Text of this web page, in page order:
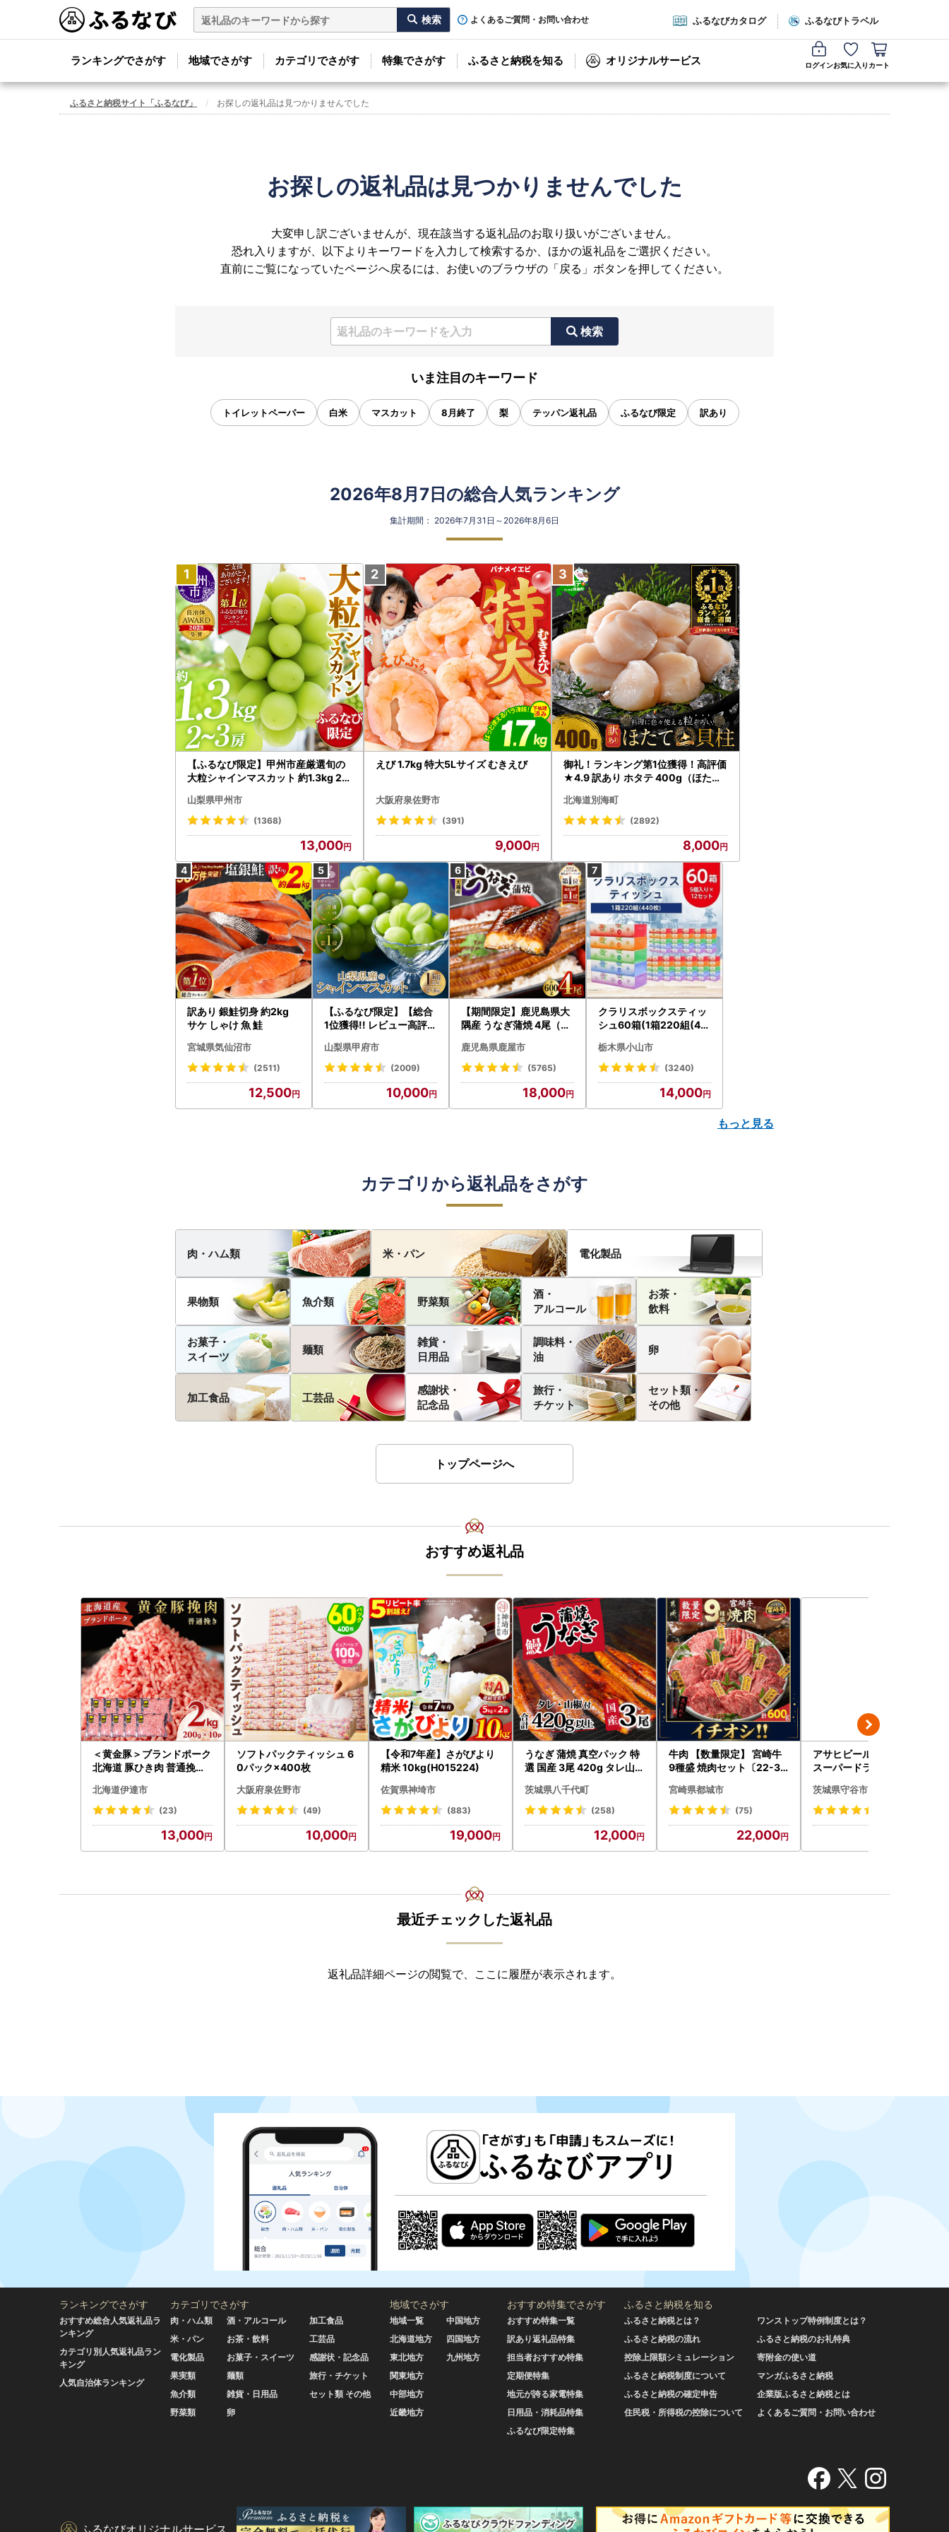
よくあるご質問・お問い合わせ ふるなびカタログ ふるなびトラベル
ランキングでさがす 地域でさがす カテゴリでさがす 特集でさがす ふるさと納税を知る オリジナルサービス ログインお気に入り カート
ふるさと納税サイト「ふるなび」 お探しの返礼品は見つかりませんでした
お探しの返礼品は見つかりませんでした
大変申し訳ございませんが、現在該当する返礼品のお取り扱いがございません。
恐れ入りますが、以下よりキーワードを入力して検索するか、ほかの返礼品をご選択ください。
直前にご覧になっていたページへ戻るには、お使いのブラウザの「戻る」ボタンを押してください。
検索
いま注目のキーワード
トイレットペーパー 白米 マスカット 8月終了 梨 テッパン返礼品 ふるなび限定 訳あり
2026年8月7日の総合人気ランキング
集計期間： 2026年7月31日～2026年8月6日
【ふるなび限定】甲州市産厳選旬の
大粒シャインマスカット 約1.3kg 2
472 FN-Limited-VO シャインマス
カット フルーツ
山梨県甲州市
(1368)
13,000
えび 1.7kg 特大5Lサイズ むきえび
大阪府泉佐野市
(391)
9,000
御礼！ランキング第1位獲得！高評価
★4.9 訳あり ホタテ 400g（ほたて
北海道別海町
(2892)
8,000
訳あり 銀鮭切身 約2kg
サケ しゃけ 魚 鮭
宮城県気仙沼市
(2511)
12,500
【ふるなび限定】【総合
1位獲得!! レビュー高評価
〉山梨県産 シャインマス
カット 2～3房（1.0kg以
N-Limited-SP
山梨県甲府市
(2009)
10,000
【期間限定】鹿児島県大
隅産 うなぎ蒲焼 4尾（60
cp18 うなぎ 鰻 魚 惣菜 総
菜
鹿児島県鹿屋市
(5765)
18,000
クラリスボックスティッ
シュ60箱(1箱220組(44
ト)【配送不可地域：離島
・沖縄県】【1256759】
栃木県小山市
(3240)
14,000
もっと見る
カテゴリから返礼品をさがす
肉・ハム類 米・パン 電化製品
果物類 魚介類 野菜類
酒・
アルコール
お茶・
飲料
お菓子・
スイーツ
麺類
雑貨・
日用品
調味料・
油
卵
加工食品 工芸品
感謝状・
記念品
旅行・
チケット
セット類・
その他
トップページへ
おすすめ返礼品
＜黄金豚＞ブランドポーク
北海道 豚ひき肉 普通挽き
北海道伊達市
(23)
13,000
ソフトパックティッシュ 6
0パック×400枚
大阪府泉佐野市
(49)
10,000
【令和7年産】さがびより
精米 10kg(H015224)
佐賀県神埼市
(883)
19,000
うなぎ 蒲焼 真空パック 特
選 国産 3尾 420g タレ山椒
あり 茨城 ウナギ 鰻 個包装
人気 美味しい 小分け 八千
茨城県八千代町
(258)
12,000
牛肉 【数量限定】 宮崎牛
9種盛 焼肉セット〔22-31
シ!! 牛肉
宮崎県都城市
(75)
22,000
アサヒビール 究極の辛口
スーパードライ 350ml×4
茨城県守谷市
最近チェックした返礼品
返礼品詳細ページの閲覧で、ここに履歴が表示されます。
ランキングでさがす
おすすめ総合人気返礼品ラ
ンキング
カテゴリ別人気返礼品ラン
キング
人気自治体ランキング
カテゴリでさがす
肉・ハム類
米・パン
電化製品
果実類
魚介類
野菜類
酒・アルコール
お茶・飲料
お菓子・スイーツ
麺類
雑貨・日用品
卵
加工食品
工芸品
感謝状・記念品
旅行・チケット
セット類 その他
地域でさがす
地域一覧
北海道地方
東北地方
関東地方
中部地方
近畿地方
中国地方
四国地方
九州地方
おすすめ特集でさがす
おすすめ特集一覧
訳あり返礼品特集
担当者おすすめ特集
定期便特集
地元が誇る家電特集
日用品・消耗品特集
ふるなび限定特集
ふるさと納税を知る
ふるさと納税とは？
ふるさと納税の流れ
控除上限額シミュレーション
ふるさと納税制度について
ふるさと納税の確定申告
住民税・所得税の控除について
ワンストップ特例制度とは？
ふるさと納税のお礼特典
寄附金の使い道
マンガふるさと納税
企業版ふるさと納税とは
よくあるご質問・お問い合わせ